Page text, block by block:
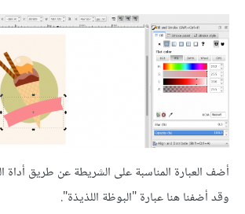
وقد أضفنا هنا عبارة "البوظة اللذيذة".